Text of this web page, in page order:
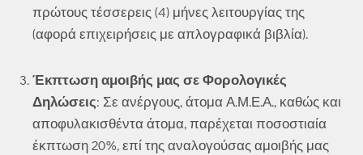
πρώτους τέσσερεις (4) μήνες λειτουργίας της
(αφορά επιχειρήσεις με απλογραφικά βιβλία).
Έκπτωση αμοιβής μας σε Φορολογικές
Δηλώσεις: Σε ανέργους, άτομα Α.Μ.Ε.Α., καθώς και
αποφυλακισθέντα άτομα, παρέχεται ποσοστιαία
έκπτωση 20%, επί της αναλογούσας αμοιβής μας